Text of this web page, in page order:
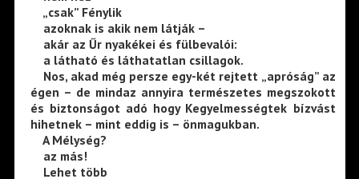
„csak” Fénylik
azoknak is akik nem látják –
akár az Űr nyakékei és fülbevalói:
a látható és láthatatlan csillagok.
Nos, akad még persze egy-két rejtett „apróság” az
égen – de mindaz annyira természetes megszokott
és biztonságot adó hogy Kegyelmességtek bízvást
hihetnek – mint eddig is – önmagukban.
A Mélység?
az más!
Lehet több